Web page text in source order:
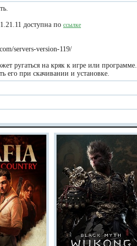
доступна по ссылке
servers-version-119/
ругаться на кряк к игре или программе.
его при скачивании и установке.